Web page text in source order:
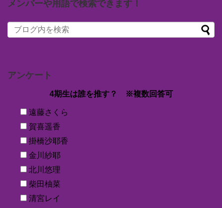
メンバーや用語で検索できます！
アンケート
4期生は誰を推す？ ※複数回答可
遠藤さくら
賀喜遥香
掛橋沙耶香
金川紗耶
北川悠理
柴田柚菜
清宮レイ